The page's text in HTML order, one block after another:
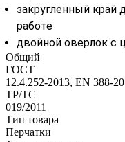
закругленный край
работе
двойной оверлок с
Общий
ГОСТ
12.4.252-2013, EN 388-
ТР/ТС
019/2011
Тип товара
Перчатки